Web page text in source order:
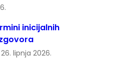
inicijalnih
26. lipnja 2026.